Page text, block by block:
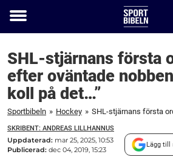
Toggle
SHL-stjärnans första
efter oväntade
koll på det…”
Sportbibeln » Hockey »
SKRIBENT: ANDREAS LILLHANNUS
Uppdaterad: mar 25, 2025, 10:53
Publicerad: dec 04, 2019, 15:23
Lägg till